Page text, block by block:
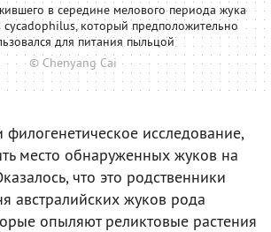
в середине мелового периода жука
который предположительно
для питания пыльцой
© Chenyang Cai
исследование,
место обнаруженных жуков на
что это родственники
австралийских жуков рода
опыляют реликтовые растения